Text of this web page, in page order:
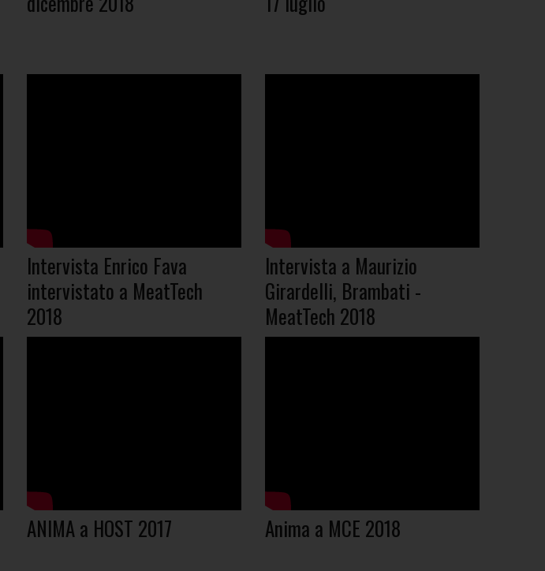
Intervista Enrico Fava
intervistato a MeatTech
2018
Intervista a Maurizio
Girardelli, Brambati -
MeatTech 2018
ANIMA a HOST 2017 Anima a MCE 2018